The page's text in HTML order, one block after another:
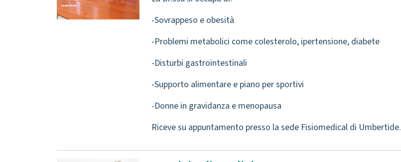
-Sovrappeso e obesità
-Problemi metabolici come colesterolo, ipertensione, diabete
-Disturbi gastrointestinali
-Supporto alimentare e piano per sportivi
-Donne in gravidanza e menopausa
Riceve su appuntamento presso la sede Fisiomedical di Umbertide.